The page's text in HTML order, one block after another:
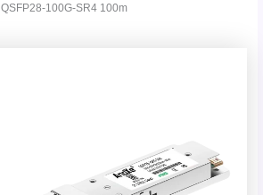
QSFP28-100G-SR4 100m